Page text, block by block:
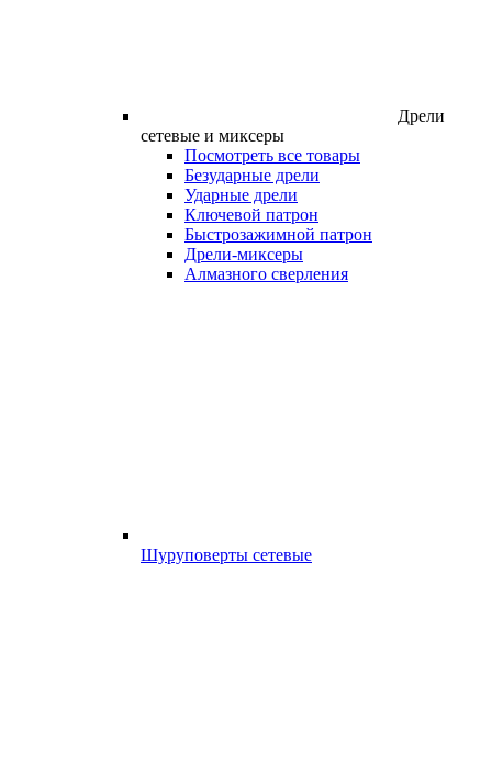
Дрели
сетевые и миксеры
Посмотреть все товары
Безударные дрели
Ударные дрели
Ключевой патрон
Быстрозажимной патрон
Дрели-миксеры
Алмазного сверления
Шуруповерты сетевые